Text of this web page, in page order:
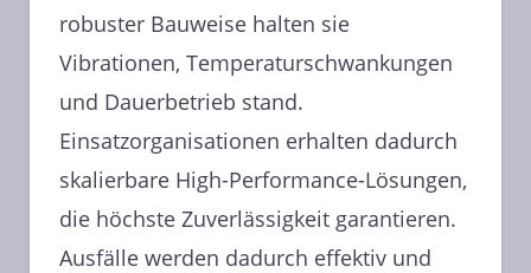
robuster Bauweise halten sie
Vibrationen, Temperaturschwankungen
und Dauerbetrieb stand.
Einsatzorganisationen erhalten dadurch
skalierbare High-Performance-Lösungen,
die höchste Zuverlässigkeit garantieren.
Ausfälle werden dadurch effektiv und